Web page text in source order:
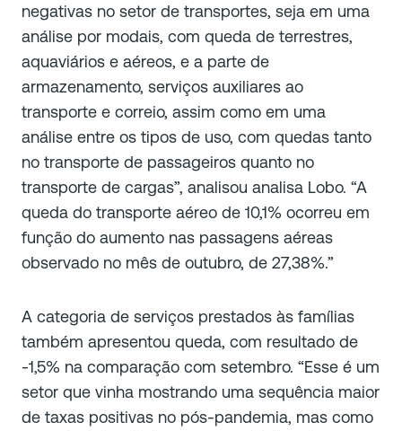
negativas no setor de transportes, seja em uma
análise por modais, com queda de terrestres,
aquaviários e aéreos, e a parte de
armazenamento, serviços auxiliares ao
transporte e correio, assim como em uma
análise entre os tipos de uso, com quedas tanto
no transporte de passageiros quanto no
transporte de cargas”, analisou analisa Lobo. “A
queda do transporte aéreo de 10,1% ocorreu em
função do aumento nas passagens aéreas
observado no mês de outubro, de 27,38%.”
A categoria de serviços prestados às famílias
também apresentou queda, com resultado de
-1,5% na comparação com setembro. “Esse é um
setor que vinha mostrando uma sequência maior
de taxas positivas no pós-pandemia, mas como